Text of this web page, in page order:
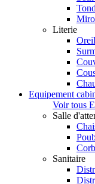
Literie
Equipement
Voir tous
Salle
Sanitaire